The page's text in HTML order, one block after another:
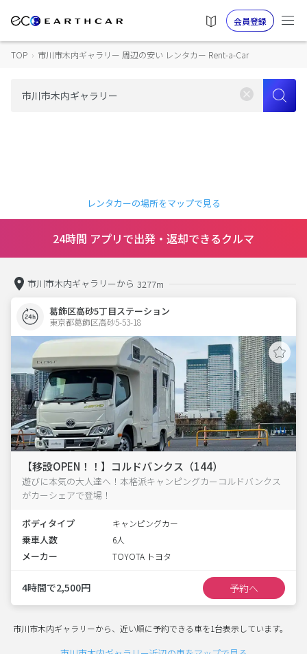
会員登録
TOP › 市川市木内ギャラリー 周辺の安い レンタカー Rent-a-Car
レンタカーの場所をマップで見る
24時間 アプリで出発・返却できるクルマ
市川市木内ギャラリーから 3277m
葛飾区高砂5丁目ステーション
東京都葛飾区高砂5-53-18
【移設OPEN！！】コルドバンクス（144）
遊びに本気の大人達へ！本格派キャンピングカーコルドバンクス
がカーシェアで登場！
ボディタイプ キャンピングカー
乗車人数 6人
メーカー TOYOTA トヨタ
4時間で2,500円 予約へ
市川市木内ギャラリーから、近い順に予約できる車を1台表示しています。